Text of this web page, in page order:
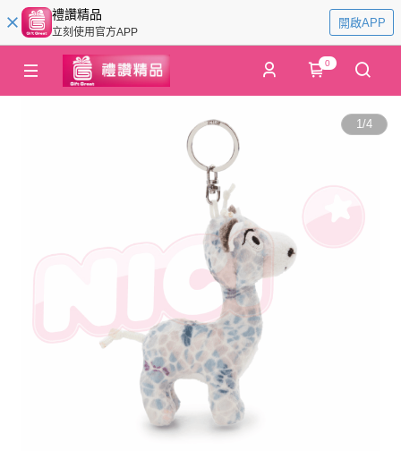
禮讚精品
立刻使用官方APP
開啟APP
0
1/4